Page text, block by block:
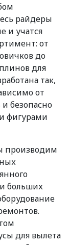
райдеры
и учатся
от
до
для
так,
от
и безопасно
фигурами
производим
больших
для вылета